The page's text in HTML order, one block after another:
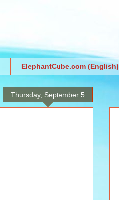
ElephantCube.com (English)
Thursday, September 5